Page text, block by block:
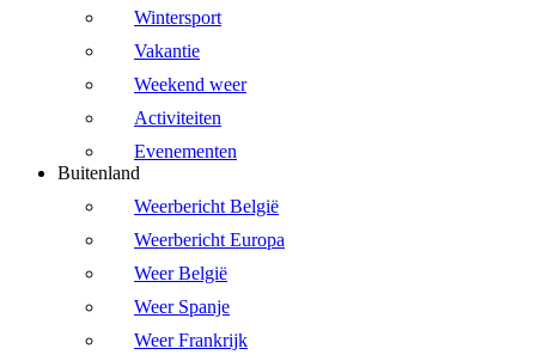
Wintersport
Vakantie
Weekend weer
Activiteiten
Evenementen
Buitenland
Weerbericht België
Weerbericht Europa
Weer België
Weer Spanje
Weer Frankrijk